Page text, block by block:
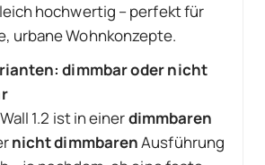
hochwertig – perfekt für
urbane Wohnkonzepte.
dimmbar oder nicht
1.2 ist in einerdimmbaren
nicht dimmbarenAusführung